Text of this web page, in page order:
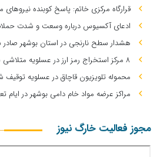
قرارگاه مرکزی خاتم: پاسخ کوبنده
ادعای آکسیوس درباره وسعت و شدت
هشدار سطح نارنجی در استان بوشهر
۸ مرکز استخراج رمز ارز در عسلویه متلاشی شد
محموله تلویزیون قاچاق در عسلویه توقیف
مراکز عرضه مواد خام دامی بوشهر در ایام
مجوز فعالیت خارگ نیوز